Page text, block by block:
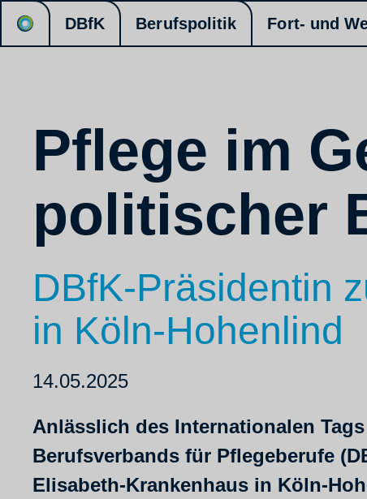
DBfK Berufspolitik Fort- und
Pflege im
politischer
DBfK-Präsidentin
in Köln-Hohenlind
14.05.2025
Anlässlich des Internationalen
Berufsverbands für Pflegeberufe
Elisabeth-Krankenhaus in Köln-